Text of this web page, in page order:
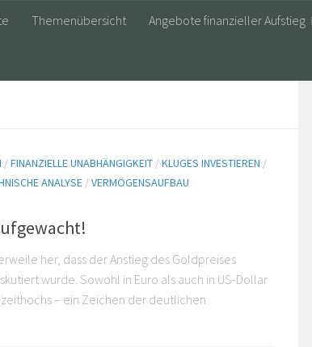
Themenübersicht Angebote finanzieller Aufstieg
/FINANZIELLE UNABHÄNGIGKEIT /KLUGES INVESTIEREN /
ANALYSE /VERMÖGENSAUFBAU
her, dass der Anstieg des Goldpreises
wurde. Sowohl in Euro als auch in US-Dollar
– ein Zeichen der deutlichen